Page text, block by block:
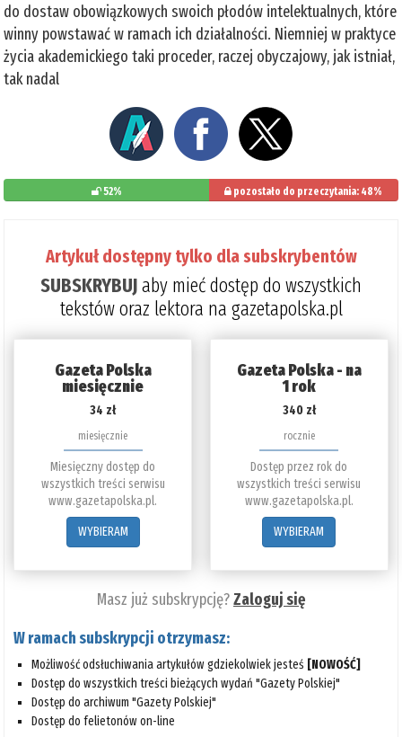
do dostaw obowiązkowych swoich płodów intelektualnych, które
winny powstawać w ramach ich działalności. Niemniej w praktyce
życia akademickiego taki proceder, raczej obyczajowy, jak istniał,
tak nadal
52% pozostało do przeczytania: 48%
Artykuł dostępny tylko dla subskrybentów
SUBSKRYBUJaby mieć dostęp do wszystkich
tekstów oraz lektora na gazetapolska.pl
Gazeta Polska
miesięcznie
34 zł
miesięcznie
Miesięczny dostęp do
wszystkich treści serwisu
www.gazetapolska.pl.
WYBIERAM
Gazeta Polska - na
1 rok
340 zł
rocznie
Dostęp przez rok do
wszystkich treści serwisu
www.gazetapolska.pl.
WYBIERAM
Masz już subskrypcję?Zaloguj się
W ramach subskrypcji otrzymasz:
Możliwość odsłuchiwania artykułów gdziekolwiek jesteś [NOWOŚĆ]
Dostęp do wszystkich treści bieżących wydań "Gazety Polskiej"
Dostęp do archiwum "Gazety Polskiej"
Dostęp do felietonów on-line